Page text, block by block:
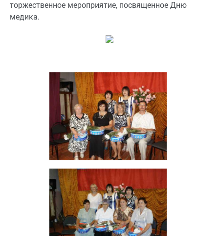
торжественное мероприятие, посвященное Дню
медика.